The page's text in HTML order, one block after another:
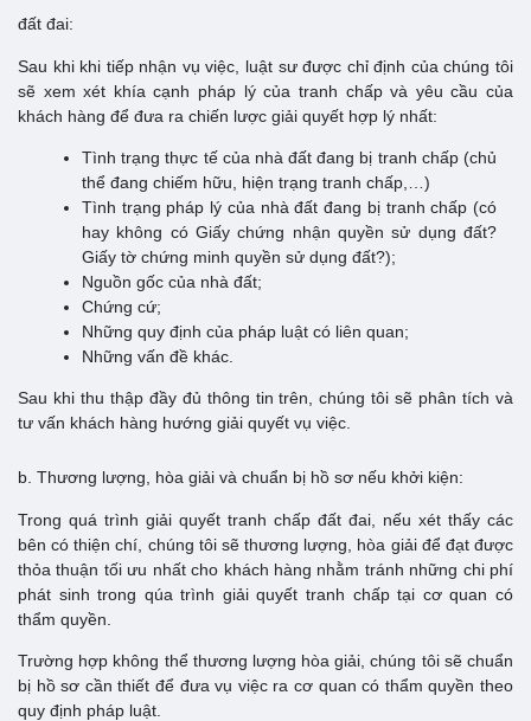
đất đai:
Sau khi khi tiếp nhận vụ việc, luật sư được chỉ định của chúng tôi
sẽ xem xét khía cạnh pháp lý của tranh chấp và yêu cầu của
khách hàng để đưa ra chiến lược giải quyết hợp lý nhất:
Tình trạng thực tế của nhà đất đang bị tranh chấp (chủ
thể đang chiếm hữu, hiện trạng tranh chấp,…)
Tình trạng pháp lý của nhà đất đang bị tranh chấp (có
hay không có Giấy chứng nhận quyền sử dụng đất?
Giấy tờ chứng minh quyền sử dụng đất?);
Nguồn gốc của nhà đất;
Chứng cứ;
Những quy định của pháp luật có liên quan;
Những vấn đề khác.
Sau khi thu thập đầy đủ thông tin trên, chúng tôi sẽ phân tích và
tư vấn khách hàng hướng giải quyết vụ việc.
b. Thương lượng, hòa giải và chuẩn bị hồ sơ nếu khởi kiện:
Trong quá trình giải quyết tranh chấp đất đai, nếu xét thấy các
bên có thiện chí, chúng tôi sẽ thương lượng, hòa giải để đạt được
thỏa thuận tối ưu nhất cho khách hàng nhằm tránh những chi phí
phát sinh trong qúa trình giải quyết tranh chấp tại cơ quan có
thẩm quyền.
Trường hợp không thể thương lượng hòa giải, chúng tôi sẽ chuẩn
bị hồ sơ cần thiết để đưa vụ việc ra cơ quan có thẩm quyền theo
quy định pháp luật.